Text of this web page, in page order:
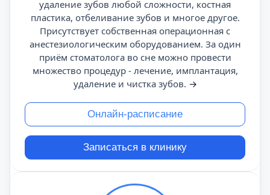
удаление зубов любой сложности, костная
пластика, отбеливание зубов и многое другое.
Присутствует собственная операционная с
анестезиологическим оборудованием. За один
приём стоматолога во сне можно провести
множество процедур - лечение, имплантация,
удаление и чистка зубов. →
Онлайн-расписание
Записаться в клинику